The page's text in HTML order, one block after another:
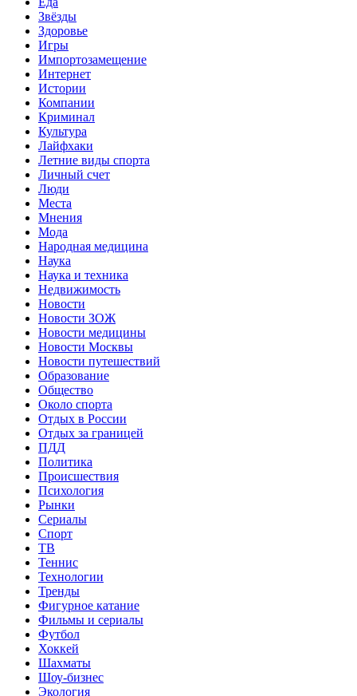
Звёзды
Здоровье
Игры
Импортозамещение
Интернет
Истории
Компании
Криминал
Культура
Лайфхаки
Летние виды спорта
Личный счет
Люди
Места
Мнения
Мода
Народная медицина
Наука
Наука и техника
Недвижимость
Новости
Новости ЗОЖ
Новости медицины
Новости Москвы
Новости путешествий
Образование
Общество
Около спорта
Отдых в России
Отдых за границей
ПДД
Политика
Происшествия
Психология
Рынки
Сериалы
Спорт
ТВ
Теннис
Технологии
Тренды
Фигурное катание
Фильмы и сериалы
Футбол
Хоккей
Шахматы
Шоу-бизнес
Экология